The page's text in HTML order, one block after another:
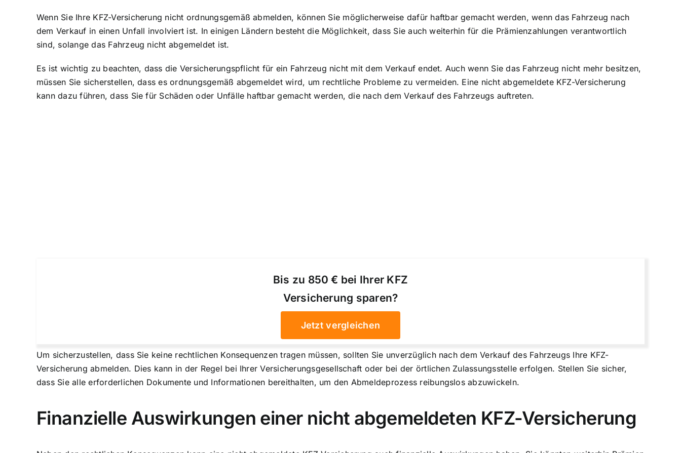
Wenn Sie Ihre KFZ-Versicherung nicht ordnungsgemäß abmelden, können Sie möglicherweise dafür haftbar gemacht werden, wenn das Fahrzeug nach
dem Verkauf in einen Unfall involviert ist. In einigen Ländern besteht die Möglichkeit, dass Sie auch weiterhin für die Prämienzahlungen verantwortlich
sind, solange das Fahrzeug nicht abgemeldet ist.
Es ist wichtig zu beachten, dass die Versicherungspflicht für ein Fahrzeug nicht mit dem Verkauf endet. Auch wenn Sie das Fahrzeug nicht mehr besitzen,
müssen Sie sicherstellen, dass es ordnungsgemäß abgemeldet wird, um rechtliche Probleme zu vermeiden. Eine nicht abgemeldete KFZ-Versicherung
kann dazu führen, dass Sie für Schäden oder Unfälle haftbar gemacht werden, die nach dem Verkauf des Fahrzeugs auftreten.
Bis zu 850 € bei Ihrer KFZ
Versicherung sparen?
Jetzt vergleichen
Um sicherzustellen, dass Sie keine rechtlichen Konsequenzen tragen müssen, sollten Sie unverzüglich nach dem Verkauf des Fahrzeugs Ihre KFZ-
Versicherung abmelden. Dies kann in der Regel bei Ihrer Versicherungsgesellschaft oder bei der örtlichen Zulassungsstelle erfolgen. Stellen Sie sicher,
dass Sie alle erforderlichen Dokumente und Informationen bereithalten, um den Abmeldeprozess reibungslos abzuwickeln.
Finanzielle Auswirkungen einer nicht abgemeldeten KFZ-Versicherung